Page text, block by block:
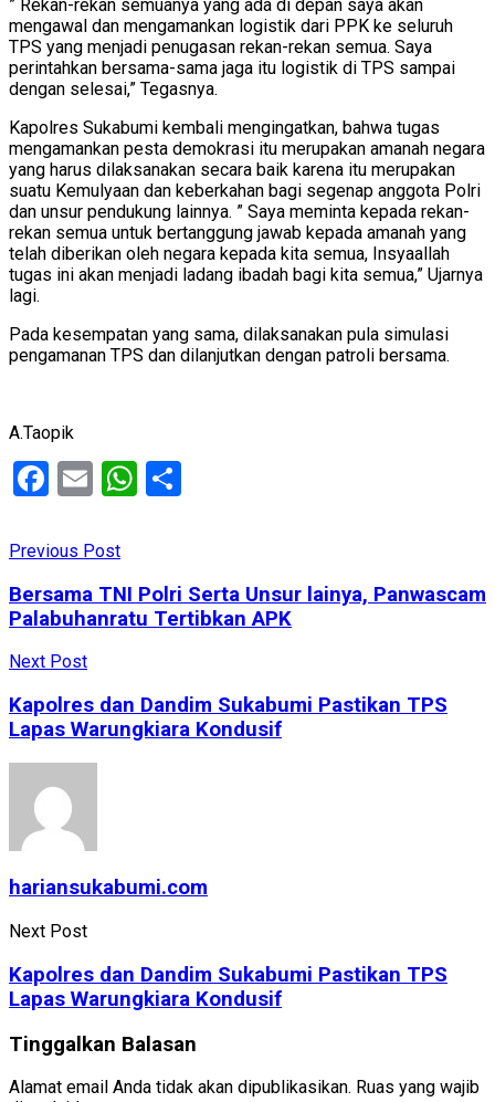
” Rekan-rekan semuanya yang ada di depan saya akan
mengawal dan mengamankan logistik dari PPK ke seluruh
TPS yang menjadi penugasan rekan-rekan semua. Saya
perintahkan bersama-sama jaga itu logistik di TPS sampai
dengan selesai,” Tegasnya.
Kapolres Sukabumi kembali mengingatkan, bahwa tugas
mengamankan pesta demokrasi itu merupakan amanah negara
yang harus dilaksanakan secara baik karena itu merupakan
suatu Kemulyaan dan keberkahan bagi segenap anggota Polri
dan unsur pendukung lainnya. ” Saya meminta kepada rekan-
rekan semua untuk bertanggung jawab kepada amanah yang
telah diberikan oleh negara kepada kita semua, Insyaallah
tugas ini akan menjadi ladang ibadah bagi kita semua,” Ujarnya
lagi.
Pada kesempatan yang sama, dilaksanakan pula simulasi
pengamanan TPS dan dilanjutkan dengan patroli bersama.
A.Taopik
Facebook
EmailWhatsApp
Previous Post
Bersama TNI Polri Serta Unsur lainya, Panwascam
Palabuhanratu Tertibkan APK
Next Post
Kapolres dan Dandim Sukabumi Pastikan TPS
Lapas Warungkiara Kondusif
hariansukabumi.com
Next Post
Kapolres dan Dandim Sukabumi Pastikan TPS
Lapas Warungkiara Kondusif
Tinggalkan Balasan
Alamat email Anda tidak akan dipublikasikan. Ruas yang wajib